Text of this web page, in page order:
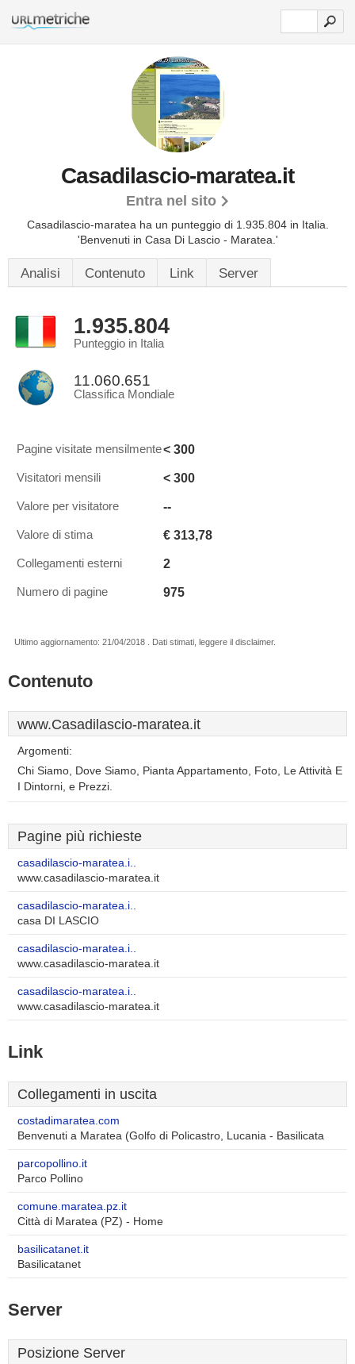
Casadilascio-maratea.it
Entra nel sito
Casadilascio-maratea ha un punteggio di 1.935.804 in Italia.
'Benvenuti in Casa Di Lascio - Maratea.'
Analisi Contenuto Link Server
1.935.804
Punteggio in Italia
11.060.651
Classifica Mondiale
Pagine visitate mensilmente< 300
Visitatori mensili < 300
Valore per visitatore --
Valore di stima € 313,78
Collegamenti esterni 2
Numero di pagine 975
Ultimo aggiornamento: 21/04/2018 . Dati stimati, leggere il disclaimer.
Contenuto
www.Casadilascio-maratea.it
Argomenti:
Chi Siamo, Dove Siamo, Pianta Appartamento, Foto, Le Attività E
I Dintorni, e Prezzi.
Pagine più richieste
casadilascio-maratea.i..
www.casadilascio-maratea.it
casadilascio-maratea.i..
casa DI LASCIO
casadilascio-maratea.i..
www.casadilascio-maratea.it
casadilascio-maratea.i..
www.casadilascio-maratea.it
Link
Collegamenti in uscita
costadimaratea.com
Benvenuti a Maratea (Golfo di Policastro, Lucania - Basilicata
parcopollino.it
Parco Pollino
comune.maratea.pz.it
Città di Maratea (PZ) - Home
basilicatanet.it
Basilicatanet
Server
Posizione Server